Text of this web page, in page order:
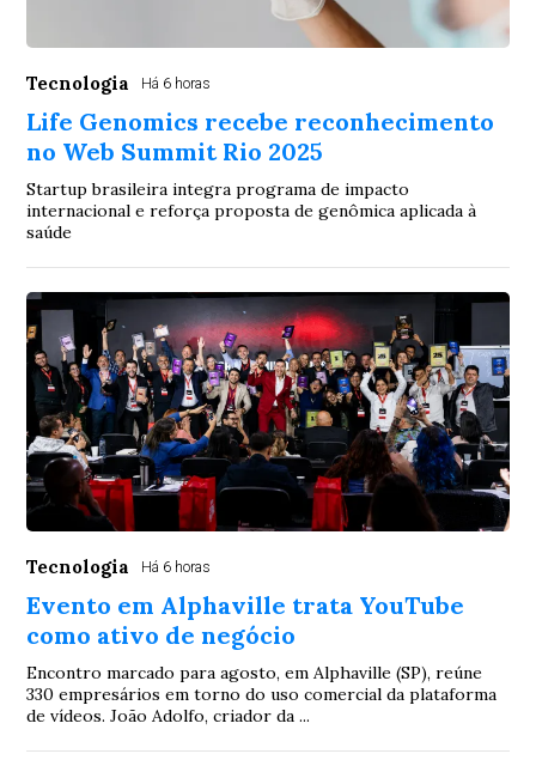
Tecnologia Há 6 horas
Life Genomics recebe reconhecimento
no Web Summit Rio 2025
Startup brasileira integra programa de impacto
internacional e reforça proposta de genômica aplicada à
saúde
Tecnologia Há 6 horas
Evento em Alphaville trata YouTube
como ativo de negócio
Encontro marcado para agosto, em Alphaville (SP), reúne
330 empresários em torno do uso comercial da plataforma
de vídeos. João Adolfo, criador da ...